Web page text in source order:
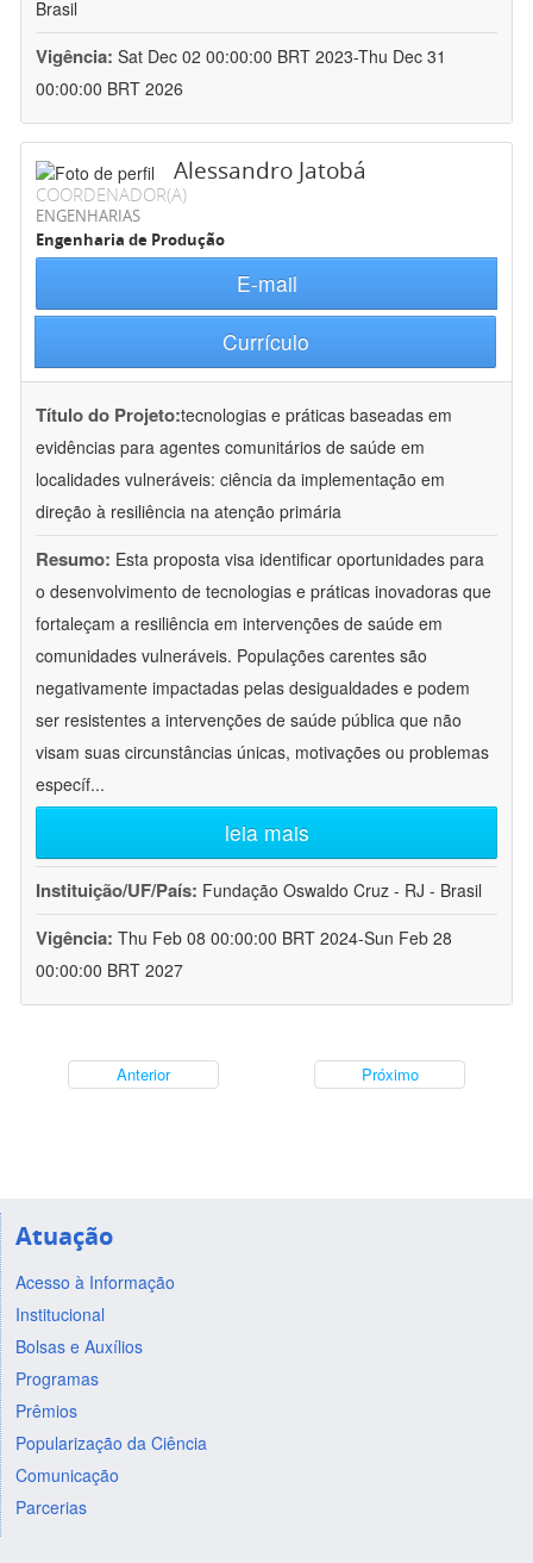
Brasil
Vigência: Sat Dec 02 00:00:00 BRT 2023-Thu Dec 31
00:00:00 BRT 2026
Alessandro Jatobá
COORDENADOR(A)
ENGENHARIAS
Engenharia de Produção
E-mail
Currículo
Título do Projeto:tecnologias e práticas baseadas em
evidências para agentes comunitários de saúde em
localidades vulneráveis: ciência da implementação em
direção à resiliência na atenção primária
Resumo: Esta proposta visa identificar oportunidades para
o desenvolvimento de tecnologias e práticas inovadoras que
fortaleçam a resiliência em intervenções de saúde em
comunidades vulneráveis. Populações carentes são
negativamente impactadas pelas desigualdades e podem
ser resistentes a intervenções de saúde pública que não
visam suas circunstâncias únicas, motivações ou problemas
específ...
leia mais
Instituição/UF/País: Fundação Oswaldo Cruz - RJ - Brasil
Vigência: Thu Feb 08 00:00:00 BRT 2024-Sun Feb 28
00:00:00 BRT 2027
Anterior Próximo
Atuação
Acesso à Informação
Institucional
Bolsas e Auxílios
Programas
Prêmios
Popularização da Ciência
Comunicação
Parcerias